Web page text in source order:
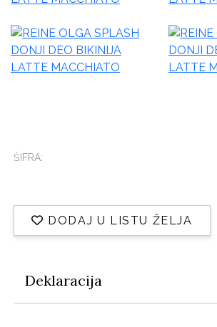
ŠIFRA:
DODAJ U LISTU ŽELJA
Deklaracija